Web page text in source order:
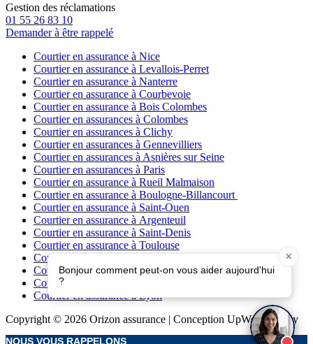
Gestion des réclamations
01 55 26 83 10
Demander à être rappelé
Courtier en assurance à Nice
Courtier en assurance à Levallois-Perret
Courtier en assurance à Nanterre
Courtier en assurance à Courbevoie
Courtier en assurance à Bois Colombes
Courtier en assurances à Colombes
Courtier en assurances à Clichy
Courtier en assurances à Gennevilliers
Courtier en assurances à Asnières sur Seine
Courtier en assurances à Paris
Courtier en assurance à Rueil Malmaison
Courtier en assurance à Boulogne-Billancourt
Courtier en assurance à Saint-Ouen
Courtier en assurance à Argenteuil
Courtier en assurance à Saint-Denis
Courtier en assurance à Toulouse
Courtier en assurance à Bordeaux
Courtier en assurance à Marseille
Courtier en assurance à Lille
Courtier en assurance à Lyon
Copyright © 2026 Orizon assurance | Conception UpWeb Agency
NOUS VOUS RAPPELONS